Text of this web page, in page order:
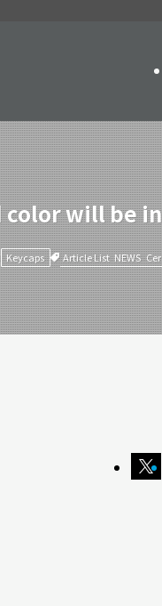
color will be
Keycaps Article List NEWS